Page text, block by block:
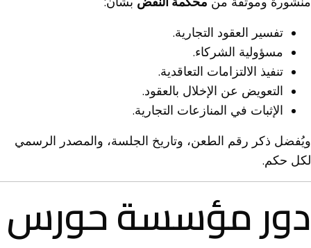
تفسير العقود التجارية.
مسؤولية الشركاء.
تنفيذ الالتزامات التعاقدية.
التعويض عن الإخلال بالعقود.
الإثبات في المنازعات التجارية.
ويُفضل ذكر رقم الطعن، وتاريخ الجلسة، والمصدر الرسمي
لكل حكم.
دور مؤسسة حورس